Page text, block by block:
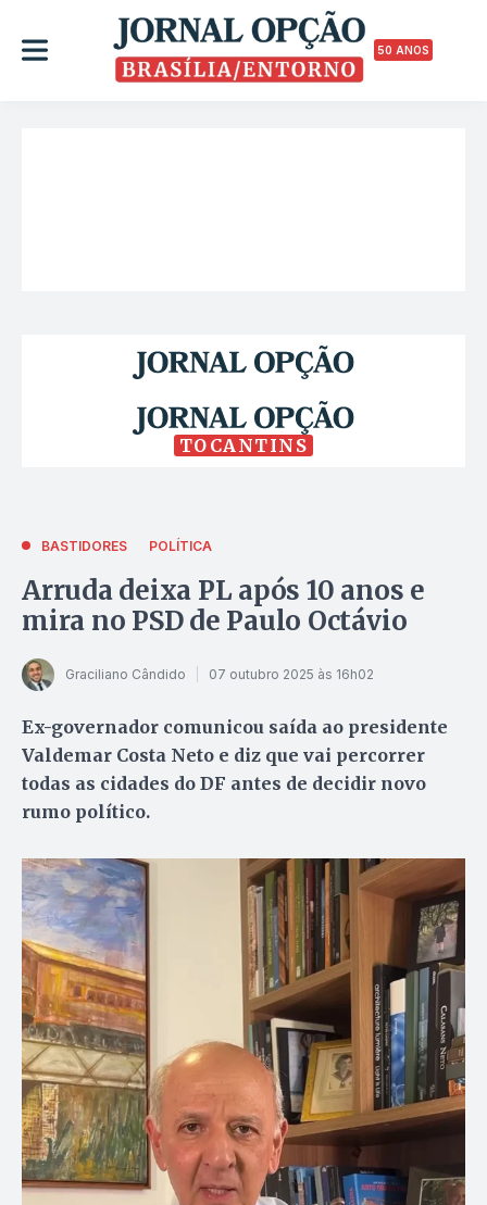
50 ANOS
TOCANTINS
BASTIDORES POLÍTICA
Arruda deixa PL após 10 anos e
mira no PSD de Paulo Octávio
Graciliano Cândido 07 outubro 2025 às 16h02
Ex-governador comunicou saída ao presidente
Valdemar Costa Neto e diz que vai percorrer
todas as cidades do DF antes de decidir novo
rumo político.